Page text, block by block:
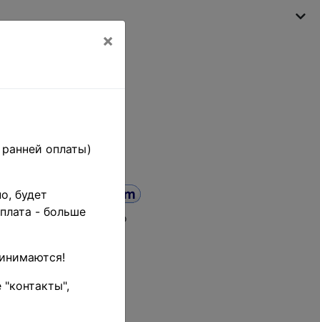
от до
×
оплаты)
будет
- больше
"контакты",